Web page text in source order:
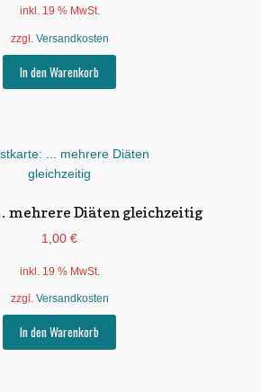
inkl. 19 % MwSt.
zzgl. Versandkosten
In den Warenkorb
mehrere Diäten gleichzeitig
1,00 €
inkl. 19 % MwSt.
zzgl. Versandkosten
In den Warenkorb